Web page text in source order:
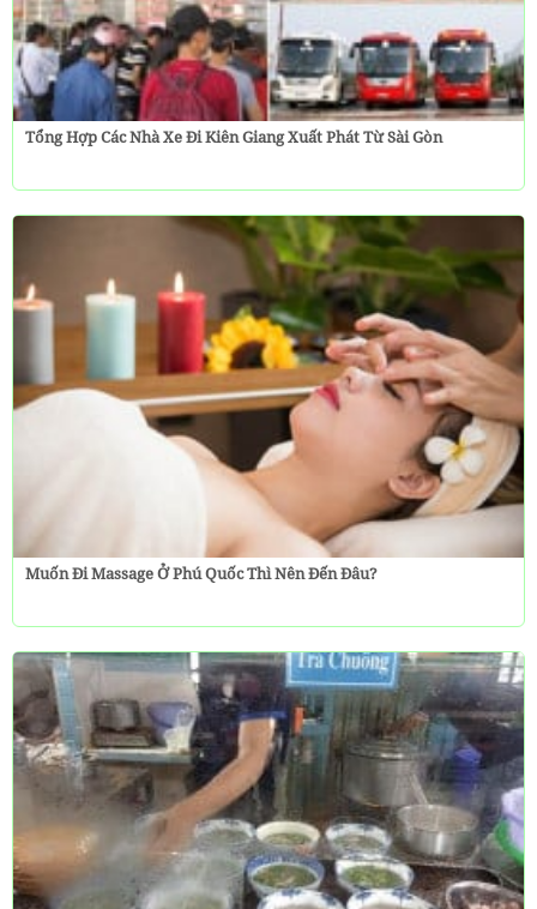
Tổng Hợp Các Nhà Xe Đi Kiên Giang Xuất Phát Từ Sài Gòn
Muốn Đi Massage Ở Phú Quốc Thì Nên Đến Đâu?